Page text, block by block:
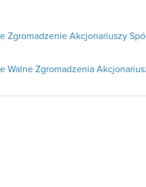
Zgromadzenie Akcjonariuszy
Walne Zgromadzenia